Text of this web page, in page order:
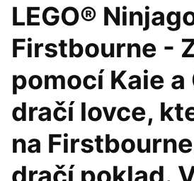
LEGO®
Firstbourne -
pomocí Kaie a
dračí lovce,
na